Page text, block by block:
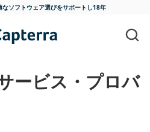
なソフトウェア選びをサポートし18年